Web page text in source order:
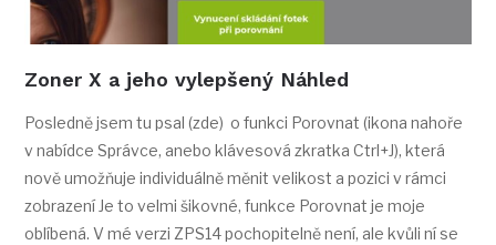
Zoner X a jeho vylepšený Náhled
Posledně jsem tu psal (zde) o funkci Porovnat (ikona nahoře
v nabídce Správce, anebo klávesová zkratka Ctrl+J), která
nově umožňuje individuálně měnit velikost a pozici v rámci
zobrazení Je to velmi šikovné, funkce Porovnat je moje
oblíbená. V mé verzi ZPS14 pochopitelně není, ale kvůli ní se